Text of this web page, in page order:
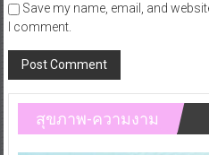
Save my name, email, and
I comment.
สุขภาพ-ความงาม